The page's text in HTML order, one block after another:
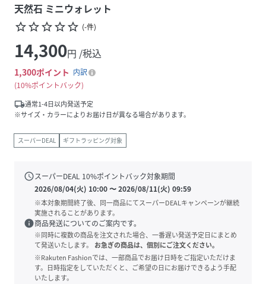
天然石 ミニウォレット
star_borderstar_borderstar_borderstar_borderstar_border (-件)
14,300円 /税込
1,300ポイント 内訳
10%ポイントバック
local_shipping通常1-4日以内発送予定
※サイズ・カラーによりお届け日が異なる場合があります。
スーパーDEAL ギフトラッピング対象
scheduleスーパーDEAL 10%ポイントバック対象期間
2026/08/04(火) 10:00〜2026/08/11(火) 09:59
※本対象期間終了後、同一商品にてスーパーDEALキャンペーンが継続
実施されることがあります。
info商品発送についてのご案内です。
※同時に複数の商品を注文された場合、一番遅い発送予定日にまとめ
て発送いたします。
お急ぎの商品は、個別にご注文ください。
※Rakuten Fashionでは、一部商品でお届け日時をご指定いただけま
す。日時指定をしていただくと、ご希望の日にお届けできるよう手配
いたします。